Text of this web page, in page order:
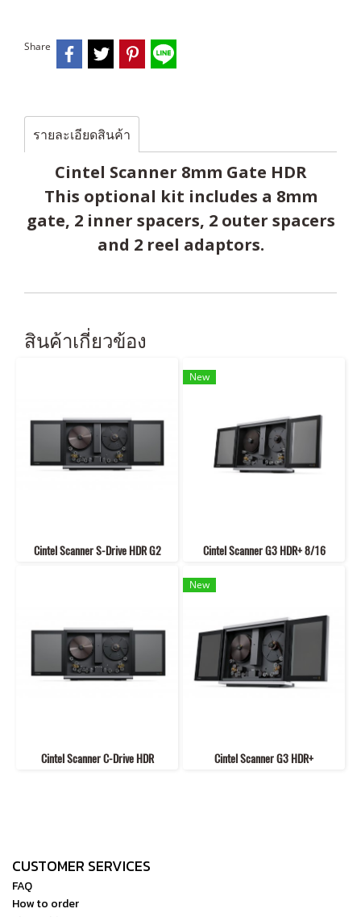
Share
รายละเอียดสินค้า
Cintel Scanner 8mm Gate HDR
This optional kit includes a 8mm
gate, 2 inner spacers, 2 outer spacers
and 2 reel adaptors.
สินค้าเกี่ยวข้อง
Cintel Scanner S-Drive HDR G2
New
Cintel Scanner G3 HDR+ 8/16
Cintel Scanner C-Drive HDR
New
Cintel Scanner G3 HDR+
CUSTOMER SERVICES
FAQ
How to order